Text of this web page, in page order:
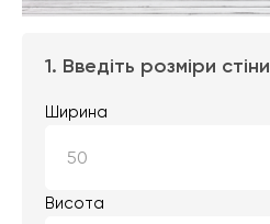
1. Введіть розміри стіни
Ширина
Висота